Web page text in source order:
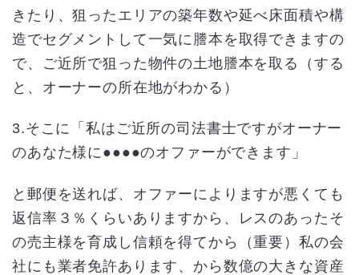
きたり、狙ったエリアの築年数や延べ床面積や構
造でセグメントして一気に謄本を取得できますの
で、ご近所で狙った物件の土地謄本を取る（する
と、オーナーの所在地がわかる）
3.そこに「私はご近所の司法書士ですがオーナー
のあなた様に●●●●のオファーができます」
と郵便を送れば、オファーによりますが悪くても
返信率３％くらいありますから、レスのあったそ
の売主様を育成し信頼を得てから（重要）私の会
社にも業者免許あります、から数億の大きな資産